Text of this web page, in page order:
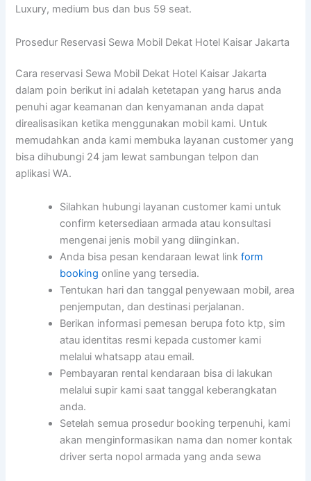
Luxury, medium bus dan bus 59 seat.
Prosedur Reservasi Sewa Mobil Dekat Hotel Kaisar Jakarta
Cara reservasi Sewa Mobil Dekat Hotel Kaisar Jakarta
dalam poin berikut ini adalah ketetapan yang harus anda
penuhi agar keamanan dan kenyamanan anda dapat
direalisasikan ketika menggunakan mobil kami. Untuk
memudahkan anda kami membuka layanan customer yang
bisa dihubungi 24 jam lewat sambungan telpon dan
aplikasi WA.
Silahkan hubungi layanan customer kami untuk
confirm ketersediaan armada atau konsultasi
mengenai jenis mobil yang diinginkan.
Anda bisa pesan kendaraan lewat linkform
booking online yang tersedia.
Tentukan hari dan tanggal penyewaan mobil, area
penjemputan, dan destinasi perjalanan.
Berikan informasi pemesan berupa foto ktp, sim
atau identitas resmi kepada customer kami
melalui whatsapp atau email.
Pembayaran rental kendaraan bisa di lakukan
melalui supir kami saat tanggal keberangkatan
anda.
Setelah semua prosedur booking terpenuhi, kami
akan menginformasikan nama dan nomer kontak
driver serta nopol armada yang anda sewa